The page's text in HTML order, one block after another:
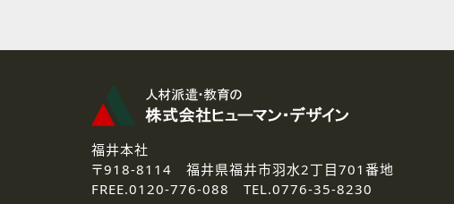
3.個人情報の取り扱いの委託
弊社の定める個人情報保護の評価基準を
4.個人情報の開示等について
ご提供いただいた個人情報の開示等（利
福井本社
〒918-8114 福井県福井市羽水2丁目701番地
FREE.0120-776-088 TEL.0776-35-8230